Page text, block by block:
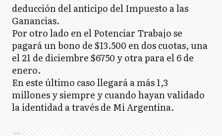
deducción del anticipo del Impuesto a las
Ganancias.
Por otro lado en el Potenciar Trabajo se
pagará un bono de $13.500 en dos cuotas, una
el 21 de diciembre $6750 y otra para el 6 de
enero.
En este último caso llegará a más 1,3
millones y siempre y cuando hayan validado
la identidad a través de Mi Argentina.
Ads